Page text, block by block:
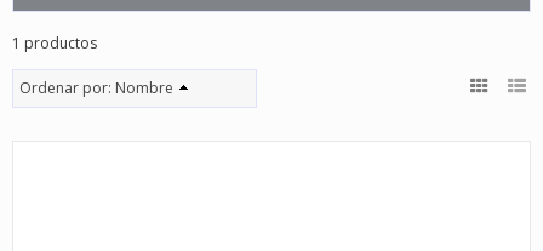
1 productos
Ordenar por: Nombre